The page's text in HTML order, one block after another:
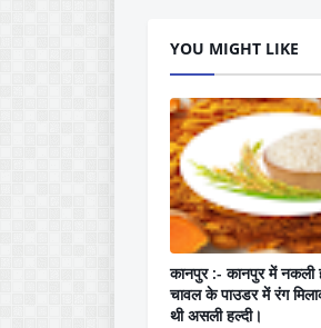
YOU MIGHT LIKE
कानपुर :- कानपुर में नकली
चावल के पाउडर में रंग
थी असली हल्दी।